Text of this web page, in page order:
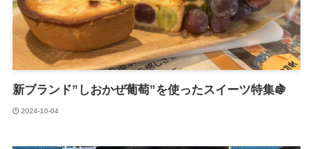
新ブランド”しおかぜ葡萄”を使ったスイーツ特集🍇
2024-10-04